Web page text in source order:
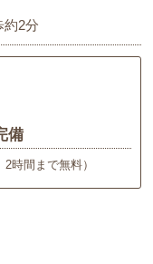
約2分
備
時間まで無料）